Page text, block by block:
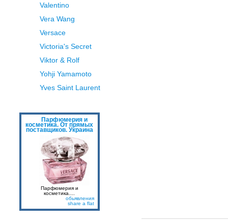
Valentino
Vera Wang
Versace
Victoria's Secret
Viktor & Rolf
Yohji Yamamoto
Yves Saint Laurent
Парфюмерия и
косметика. От прямых
поставщиков. Украина
Парфюмерия и
косметика....
обьявления
share a flat